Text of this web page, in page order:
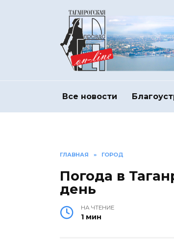
Все новости
ГЛАВНАЯ » ГОРОД
Погода в
день
НА ЧТЕНИЕ
1 мин